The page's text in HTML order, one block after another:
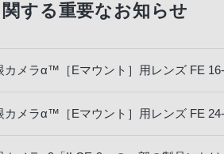
する重要なお知らせ
カメラα™［Eマウント］用レンズ FE
カメラα™［Eマウント］用レンズ FE